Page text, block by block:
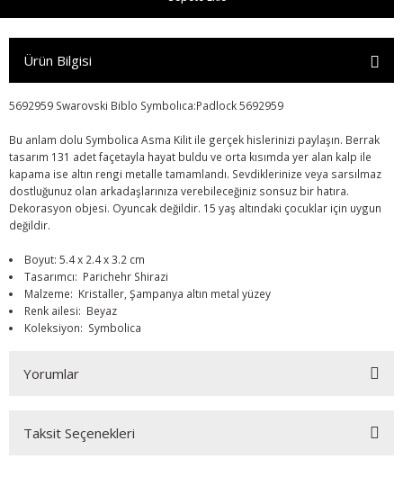
Ürün Bilgisi
5692959 Swarovski Biblo Symbolıca:Padlock 5692959
Bu anlam dolu Symbolica Asma Kilit ile gerçek hislerinizi paylaşın. Berrak
tasarım 131 adet façetayla hayat buldu ve orta kısımda yer alan kalp ile
kapama ise altın rengi metalle tamamlandı. Sevdiklerinize veya sarsılmaz
dostluğunuz olan arkadaşlarınıza verebileceğiniz sonsuz bir hatıra.
Dekorasyon objesi. Oyuncak değildir. 15 yaş altındaki çocuklar için uygun
değildir.
Boyut: 5.4 x 2.4 x 3.2 cm
Tasarımcı: Parichehr Shirazi
Malzeme: Kristaller, Şampanya altın metal yüzey
Renk ailesi: Beyaz
Koleksiyon: Symbolica
Yorumlar
Taksit Seçenekleri